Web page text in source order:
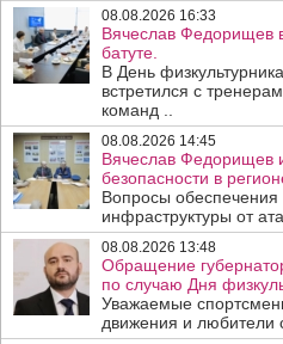
08.08.2026 16:33
Вячеслав Федорищев
батуте.
В День
встретился с
команд ..
08.08.2026 14:45
Вячеслав Федорищев
безопасности в
Вопросы обеспечения
инфраструктуры от
08.08.2026 13:48
Обращение
по случаю Дня
Уважаемые
движения и любители